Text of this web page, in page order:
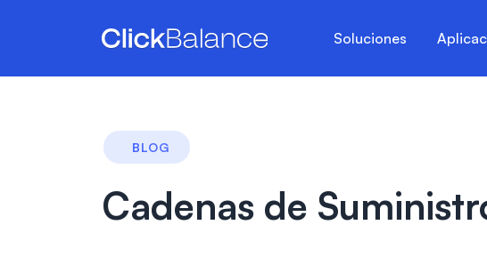
Soluciones
BLOG
Cadenas de